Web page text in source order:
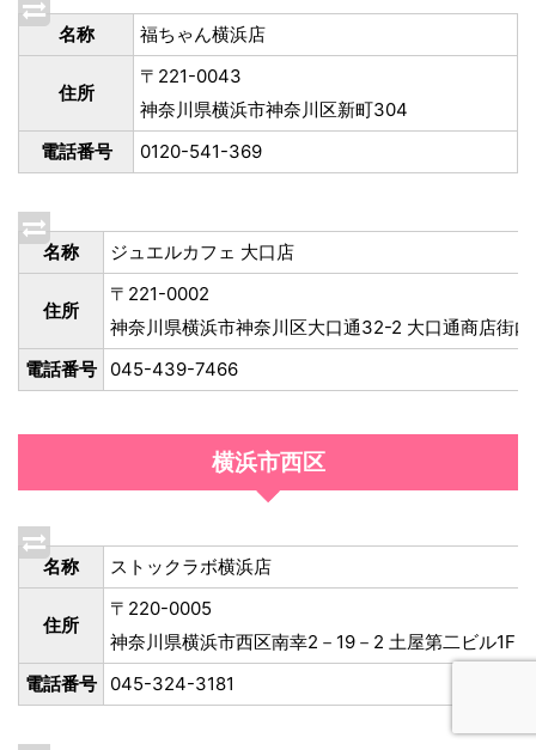
名称 福ちゃん横浜店
住所
〒221-0043
神奈川県横浜市神奈川区新町304
電話番号
0120-541-369
名称 ジュエルカフェ 大口店
住所
〒221-0002
神奈川県横浜市神奈川区大口通32-2 大口通商店街内
電話番号
045-439-7466
横浜市西区
名称 ストックラボ横浜店
住所
〒220-0005
神奈川県横浜市西区南幸2－19－2 土屋第二ビル1F
電話番号
045-324-3181